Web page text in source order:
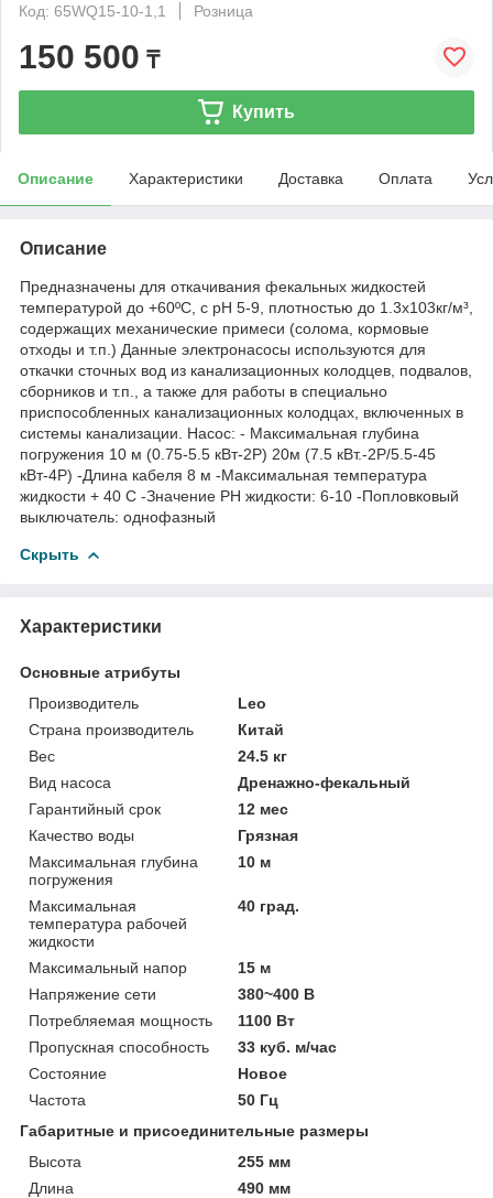
Код: 65WQ15-10-1,1
Розница
150 500 ₸
Купить
Описание Характеристики Доставка Оплата
Описание
Предназначены для откачивания фекальных жидкостей
температурой до +60ºС, с рН 5-9, плотностью до 1.3x103кг/м³,
содержащих механические примеси (солома, кормовые
отходы и т.п.) Данные электронасосы используются для
откачки сточных вод из канализационных колодцев, подвалов,
сборников и т.п., а также для работы в специально
приспособленных канализационных колодцах, включенных в
системы канализации. Насос: - Максимальная глубина
погружения 10 м (0.75-5.5 кВт-2Р) 20м (7.5 кВт.-2Р/5.5-45
кВт-4Р) -Длина кабеля 8 м -Максимальная температура
жидкости + 40 С -Значение РН жидкости: 6-10 -Попловковый
выключатель: однофазный
Скрыть
Характеристики
Основные атрибуты
Производитель
Leo
Страна производитель
Китай
Вес
24.5 кг
Вид насоса
Дренажно-фекальный
Гарантийный срок
12 мес
Качество воды
Грязная
Максимальная глубина
погружения
10 м
Максимальная
температура рабочей
жидкости
40 град.
Максимальный напор
15 м
Напряжение сети
380~400 В
Потребляемая мощность
1100 Вт
Пропускная способность
33 куб. м/час
Состояние
Новое
Частота
50 Гц
Габаритные и присоединительные размеры
Высота
255 мм
Длина
490 мм